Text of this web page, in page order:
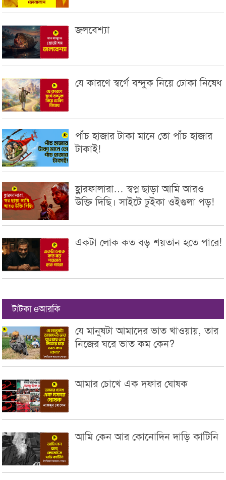
জলবেশ্যা
যে কারণে স্বর্গে বন্দুক নিয়ে ঢোকা নিষেধ
পাঁচ হাজার টাকা মানে তো পাঁচ হাজার
টাকাই!
হ্লারফালারা… স্বপ্ন ছাড়া আমি আরও
উক্তি দিছি। সাইটে ঢুইকা ওইগুলা পড়!
একটা লোক কত বড় শয়তান হতে পারে!
টাটকা eআরকি
যে মানুষটা আমাদের ভাত খাওয়ায়, তার
নিজের ঘরে ভাত কম কেন?
আমার চোখে এক দফার ঘোষক
আমি কেন আর কোনোদিন দাড়ি কাটিনি